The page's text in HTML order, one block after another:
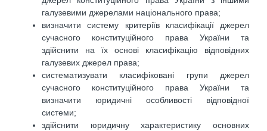
галузевими джерелами національного права;
визначити систему критеріїв класифікації джерел
сучасного конституційного права України та
здійснити на їх основі класифікацію відповідних
галузевих джерел права;
систематизувати класифіковані групи джерел
сучасного конституційного права України та
визначити юридичні особливості відповідної
системи;
здійснити юридичну характеристику основних